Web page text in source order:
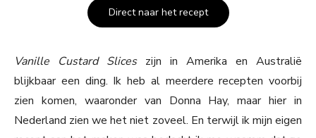
Direct naar het recept
Vanille Custard Slices zijn in Amerika en Australië
blijkbaar een ding. Ik heb al meerdere recepten voorbij
zien komen, waaronder van Donna Hay, maar hier in
Nederland zien we het niet zoveel. En terwijl ik mijn eigen